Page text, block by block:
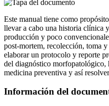
Este manual tiene como
llevar a cabo una historia clínica
producción y poco
post-mortem, recolección, toma
elaborar un protocolo y reporte
del diagnóstico morfopatológico,
medicina preventiva y así
Información del